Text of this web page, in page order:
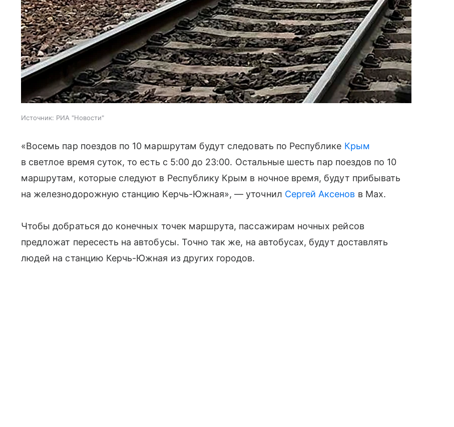
Источник: РИА "Новости"
«Восемь пар поездов по 10 маршрутам будут следовать по Республике Крым
в светлое время суток, то есть с 5:00 до 23:00. Остальные шесть пар поездов по 10
маршрутам, которые следуют в Республику Крым в ночное время, будут прибывать
на железнодорожную станцию Керчь-Южная», — уточнил Сергей Аксенов в Max.
Чтобы добраться до конечных точек маршрута, пассажирам ночных рейсов
предложат пересесть на автобусы. Точно так же, на автобусах, будут доставлять
людей на станцию Керчь-Южная из других городов.